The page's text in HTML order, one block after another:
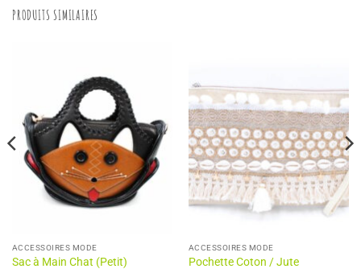
PRODUITS SIMILAIRES
ACCESSOIRES MODE
Sac à Main Chat (Petit)
ACCESSOIRES MODE
Pochette Coton / Jute